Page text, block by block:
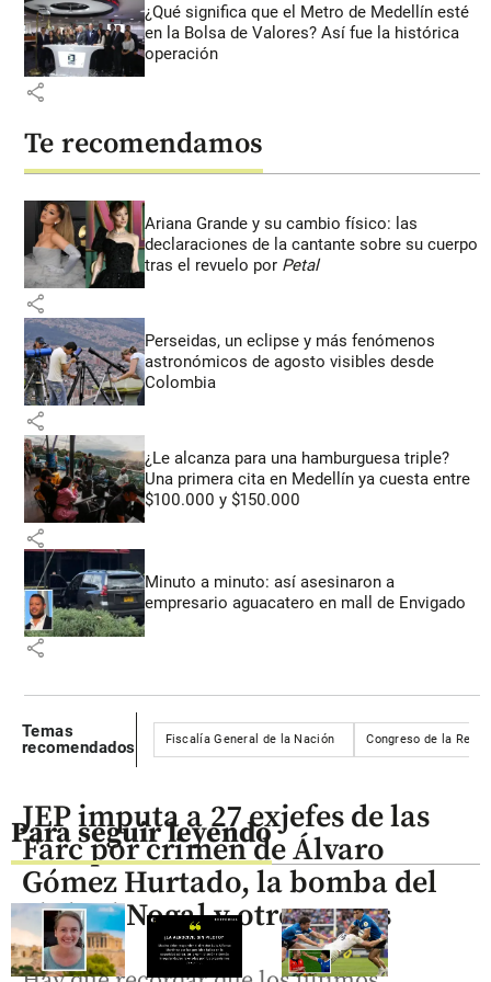
¿Qué significa que el Metro de Medellín esté
en la Bolsa de Valores? Así fue la histórica
operación
share
Te recomendamos
Ariana Grande y su cambio físico: las
declaraciones de la cantante sobre su cuerpo
tras el revuelo por Petal
share
Perseidas, un eclipse y más fenómenos
astronómicos de agosto visibles desde
Colombia
share
¿Le alcanza para una hamburguesa triple?
Una primera cita en Medellín ya cuesta entre
$100.000 y $150.000
share
Minuto a minuto: así asesinaron a
empresario aguacatero en mall de Envigado
share
Temas
recomendados
Fiscalía General de la Nación Congreso de la
Para seguir leyendo
JEP imputa a 27 exjefes de las
Farc por crimen de Álvaro
Gómez Hurtado, la bomba del
club El Nogal y otros casos